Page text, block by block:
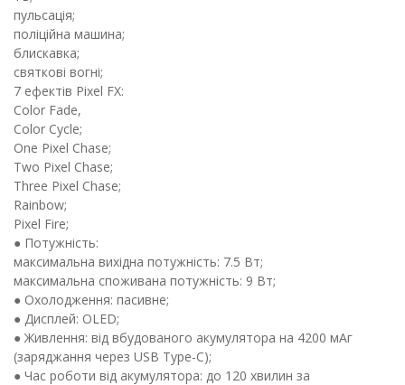
пульсація;
поліційна машина;
блискавка;
святкові вогні;
7 ефектів Pixel FX:
Color Fade,
Color Cycle;
One Pixel Chase;
Two Pixel Chase;
Three Pixel Chase;
Rainbow;
Pixel Fire;
● Потужність:
максимальна вихідна потужність: 7.5 Вт;
максимальна споживана потужність: 9 Вт;
● Охолодження: пасивне;
● Дисплей: OLED;
● Живлення: від вбудованого акумулятора на 4200 мАг
(заряджання через USB Type-C);
● Час роботи від акумулятора: до 120 хвилин за